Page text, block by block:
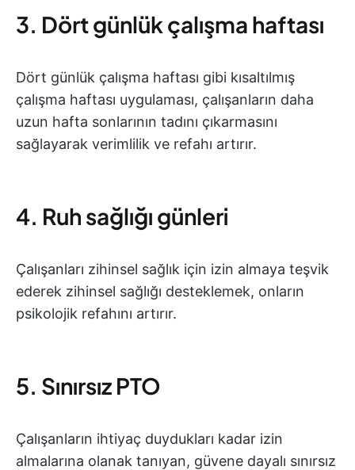
3. Dört günlük çalışma haftası
Dört günlük çalışma haftası gibi kısaltılmış
çalışma haftası uygulaması, çalışanların daha
uzun hafta sonlarının tadını çıkarmasını
sağlayarak verimlilik ve refahı artırır.
4. Ruh sağlığı günleri
Çalışanları zihinsel sağlık için izin almaya teşvik
ederek zihinsel sağlığı desteklemek, onların
psikolojik refahını artırır.
5. Sınırsız PTO
Çalışanların ihtiyaç duydukları kadar izin
almalarına olanak tanıyan, güvene dayalı sınırsız